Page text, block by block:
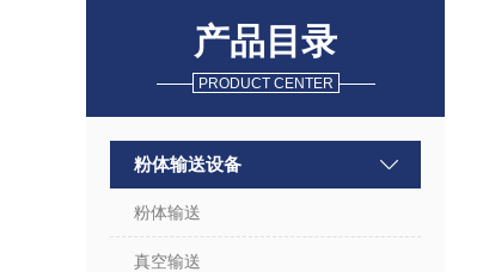
产品目录
PRODUCT CENTER
粉体输送设备
粉体输送
真空输送